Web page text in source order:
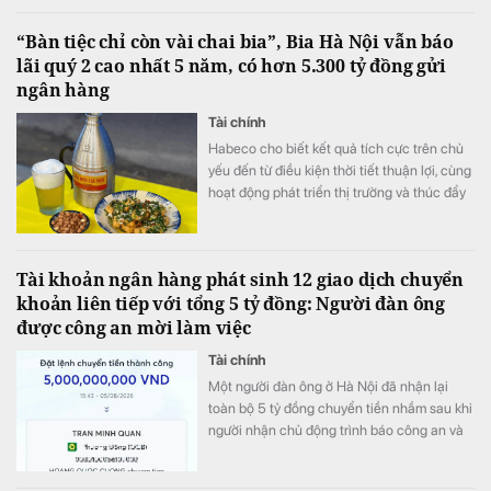
“Bàn tiệc chỉ còn vài chai bia”, Bia Hà Nội vẫn báo
lãi quý 2 cao nhất 5 năm, có hơn 5.300 tỷ đồng gửi
ngân hàng
Tài chính
Habeco cho biết kết quả tích cực trên chủ
yếu đến từ điều kiện thời tiết thuận lợi, cùng
hoạt động phát triển thị trường và thúc đẩy
Tài khoản ngân hàng phát sinh 12 giao dịch chuyển
khoản liên tiếp với tổng 5 tỷ đồng: Người đàn ông
được công an mời làm việc
Tài chính
Một người đàn ông ở Hà Nội đã nhận lại
toàn bộ 5 tỷ đồng chuyển tiền nhầm sau khi
người nhận chủ động trình báo công an và